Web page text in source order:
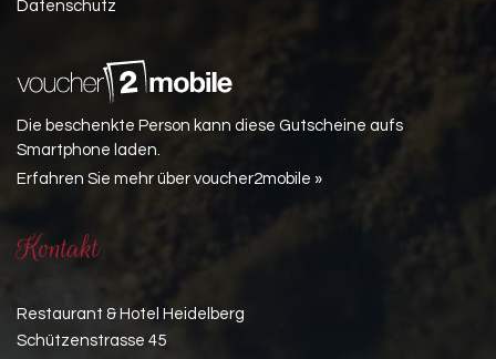
Datenschutz
Die beschenkte Person kann diese Gutscheine aufs
Smartphone laden.
Erfahren Sie mehr über voucher2mobile »
Kontakt
Restaurant & Hotel Heidelberg
Schützenstrasse 45